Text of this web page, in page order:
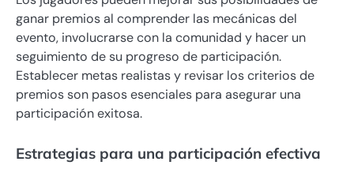
ganar premios al comprender las mecánicas del
evento, involucrarse con la comunidad y hacer un
seguimiento de su progreso de participación.
Establecer metas realistas y revisar los criterios de
premios son pasos esenciales para asegurar una
participación exitosa.
Estrategias para una participación efectiva